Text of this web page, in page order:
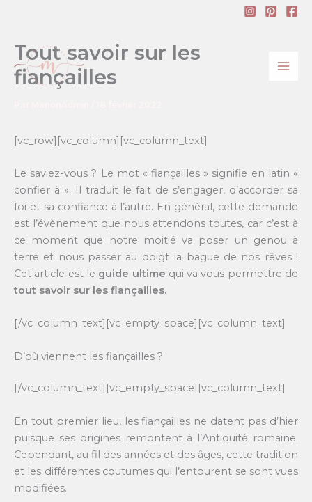
Tout savoir sur les
fiançailles
[vc_row][vc_column][vc_column_text]
Le saviez-vous ? Le mot « fiançailles » signifie en latin «
confier à ». Il traduit le fait de s’engager, d’accorder sa
foi et sa confiance à l’autre. En général, cette demande
est l’évènement que nous attendons toutes, car c’est à
ce moment que notre moitié va poser un genou à
terre et nous passer au doigt la bague de nos rêves !
Cet article est le guide ultime qui va vous permettre de
tout savoir sur les fiançailles.
[/vc_column_text][vc_empty_space][vc_column_text]
D’où viennent les fiançailles ?
[/vc_column_text][vc_empty_space][vc_column_text]
En tout premier lieu, les fiançailles ne datent pas d’hier
puisque ses origines remontent à l’Antiquité romaine.
Cependant, au fil des années et des âges, cette tradition
et les différentes coutumes qui l’entourent se sont vues
modifiées.